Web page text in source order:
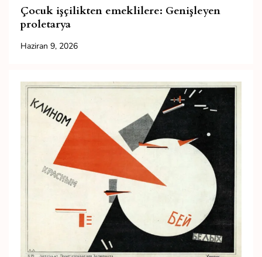
Çocuk işçilikten emeklilere: Genişleyen
proletarya
Haziran 9, 2026